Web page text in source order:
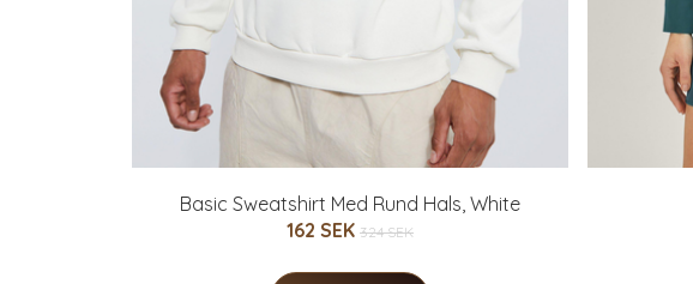
Basic Sweatshirt Med Rund Hals, White
162 SEK 324 SEK